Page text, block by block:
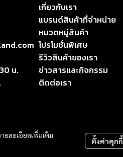
ละเอียดเพิ่มเติม
ตั้งค่าคุกกี้
น.
เกี่ยวกับเรา
แบรนด์สินค้าที่จำหน่าย
หมวดหมู่สินค้า
โปรโมชั่นพิเศษ
รีวิวสินค้าของเรา
ข่าวสารและกิจกรรม
ติดต่อเรา